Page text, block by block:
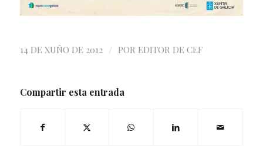
14 DE XUÑO DE 2012 / POR EDITOR DE CEF
Compartir esta entrada